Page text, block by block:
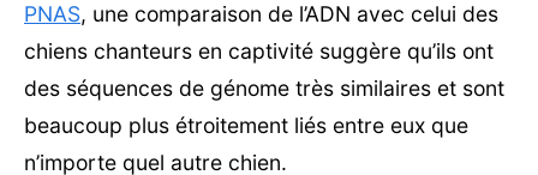
PNAS, une comparaison de l’ADN avec celui des
chiens chanteurs en captivité suggère qu’ils ont
des séquences de génome très similaires et sont
beaucoup plus étroitement liés entre eux que
n’importe quel autre chien.